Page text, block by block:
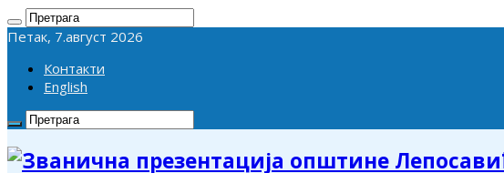
Петак, 7.август 2026
Контакти
English